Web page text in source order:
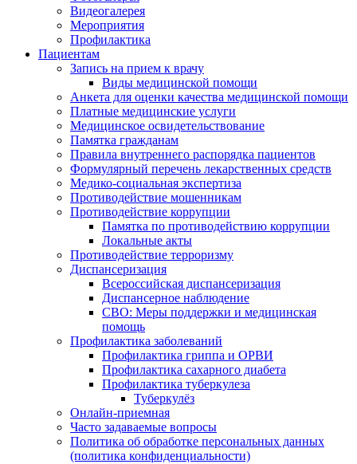
Видеогалерея
Мероприятия
Профилактика
Пациентам
Запись на прием к врачу
Виды медицинской помощи
Анкета для оценки качества медицинской помощи
Платные медицинские услуги
Медицинское освидетельствование
Памятка гражданам
Правила внутреннего распорядка пациентов
Формулярный перечень лекарственных средств
Медико-социальная экспертиза
Противодействие мошенникам
Противодействие коррупции
Памятка по противодействию коррупции
Локальные акты
Противодействие терроризму
Диспансеризация
Всероссийская диспансеризация
Диспансерное наблюдение
СВО: Меры поддержки и медицинская
помощь
Профилактика заболеваний
Профилактика гриппа и ОРВИ
Профилактика сахарного диабета
Профилактика туберкулеза
Туберкулёз
Онлайн-приемная
Часто задаваемые вопросы
Политика об обработке персональных данных
(политика конфиденциальности)